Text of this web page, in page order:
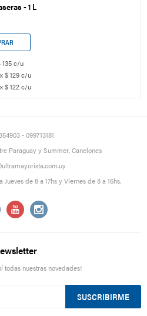
- 1 L
135 c/u
$ 129 c/u
$ 122 c/u
- 099713181
Paraguay y Summer, Canelones
de 8 a 17hs y Viernes de 8 a 16hs.
 
todas nuestras novedades!
SUSCRIBIRME